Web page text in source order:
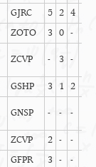
GJRC 5 2 4
ZOTO 3 0 -
ZCVP - 3 -
GSHP 3 1 2
GNSP - - -
ZCVP 2 - -
GFPR 3 - -